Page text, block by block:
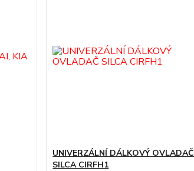
UNIVERZÁLNÍ DÁLKOVÝ OVLADAČ
SILCA CIRFH1